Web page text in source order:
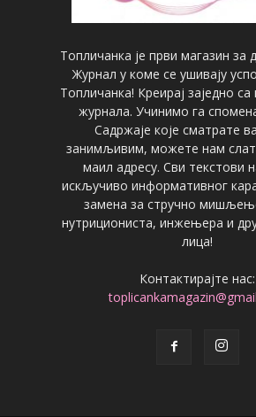
Топличанка је први магазин за
Журнал у коме се ушивају
Топличанка! Креирај заједно
журнала. Учинимо га
Садржаје које сматрате
занимљивим, можете нам
маил адресу. Сви текстови
искључиво информативног
замена за стручно
нутрициониста, инжењера и
лица!
Контактирајте нас: